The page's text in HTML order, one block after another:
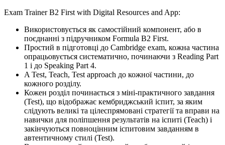
Exam Trainer B2 First with Digital Resources and App:
Використовується як самостійний компонент, або в
поєднанні з підручником Formula B2 First.
Простий в підготовці до Cambridge exam, кожна частина
опрацьовується систематично, починаючи з Reading Part
1 і до Speaking Part 4.
A Test, Teach, Test approach до кожної частини, до
кожного розділу.
Кожен розділ починається з міні-практичного завдання
(Test), що відображає кембриджський іспит, за яким
слідують великі та цілеспрямовані стратегії та вправи на
навички для поліпшення результатів на іспиті (Teach) і
закінчуються повноцінним іспитовим завданням в
автентичному стилі (Test).